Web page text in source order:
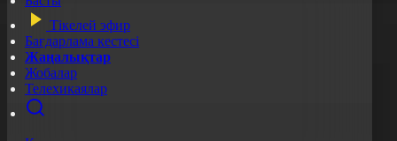
Тікелей эфир
Бағдарлама кестесі
Жаңалықтар
Жобалар
Телехикаялар